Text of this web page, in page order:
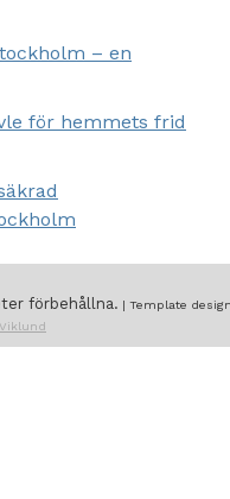
– en
för hemmets frid
förbehållna. | Template